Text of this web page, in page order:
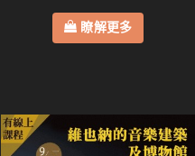
瞭解更多